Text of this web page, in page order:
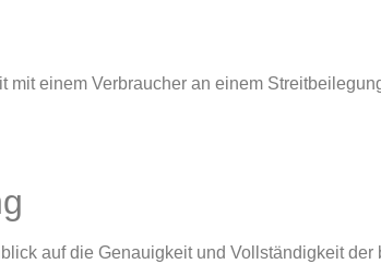
einem Verbraucher an einem
auf die Genauigkeit und Vollständigkeit der